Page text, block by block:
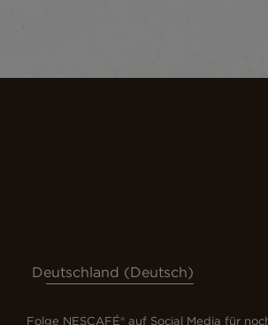
Deutschland (Deutsch)
Folge NESCAFÉ® auf Social Media für